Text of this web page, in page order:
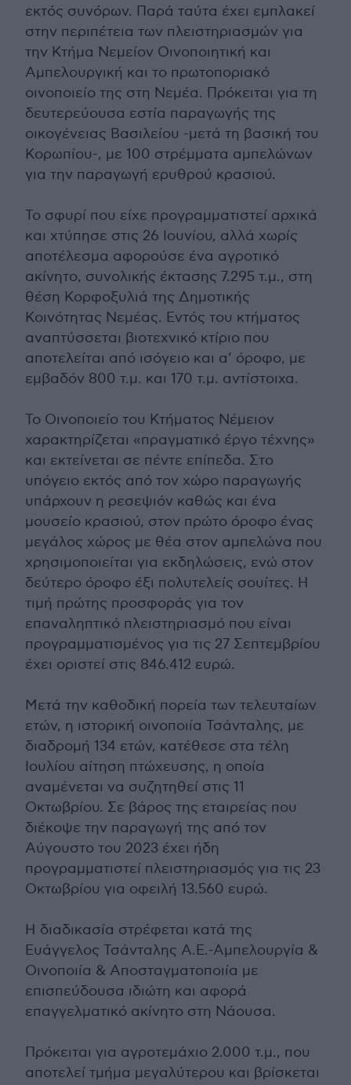
εκτός συνόρων. Παρά ταύτα έχει εμπλακεί
στην περιπέτεια των πλειστηριασμών για
την Κτήμα Νεμείον Οινοποιητική και
Αμπελουργική και το πρωτοποριακό
οινοποιείο της στη Νεμέα. Πρόκειται για τη
δευτερεύουσα εστία παραγωγής της
οικογένειας Βασιλείου -μετά τη βασική του
Κορωπίου-, με 100 στρέμματα αμπελώνων
για την παραγωγή ερυθρού κρασιού.
Το σφυρί που είχε προγραμματιστεί αρχικά
και χτύπησε στις 26 Ιουνίου, αλλά χωρίς
αποτέλεσμα αφορούσε ένα αγροτικό
ακίνητο, συνολικής έκτασης 7.295 τ.μ., στη
θέση Κορφοξυλιά της Δημοτικής
Κοινότητας Νεμέας. Εντός του κτήματος
αναπτύσσεται βιοτεχνικό κτίριο που
αποτελείται από ισόγειο και α’ όροφο, με
εμβαδόν 800 τ.μ. και 170 τ.μ. αντίστοιχα.
Το Οινοποιείο του Κτήματος Νέμειον
χαρακτηρίζεται «πραγματικό έργο τέχνης»
και εκτείνεται σε πέντε επίπεδα. Στο
υπόγειο εκτός από τον χώρο παραγωγής
υπάρχουν η ρεσεψιόν καθώς και ένα
μουσείο κρασιού, στον πρώτο όροφο ένας
μεγάλος χώρος με θέα στον αμπελώνα που
χρησιμοποιείται για εκδηλώσεις, ενώ στον
δεύτερο όροφο έξι πολυτελείς σουίτες. Η
τιμή πρώτης προσφοράς για τον
επαναληπτικό πλειστηριασμό που είναι
προγραμματισμένος για τις 27 Σεπτεμβρίου
έχει οριστεί στις 846.412 ευρώ.
Μετά την καθοδική πορεία των τελευταίων
ετών, η ιστορική οινοποιία Τσάνταλης, με
διαδρομή 134 ετών, κατέθεσε στα τέλη
Ιουλίου αίτηση πτώχευσης, η οποία
αναμένεται να συζητηθεί στις 11
Οκτωβρίου. Σε βάρος της εταιρείας που
διέκοψε την παραγωγή της από τον
Αύγουστο του 2023 έχει ήδη
προγραμματιστεί πλειστηριασμός για τις 23
Οκτωβρίου για οφειλή 13.560 ευρώ.
Η διαδικασία στρέφεται κατά της
Ευάγγελος Τσάνταλης Α.Ε.-Αμπελουργία &
Οινοποιία & Αποσταγματοποιία με
επισπεύδουσα ιδιώτη και αφορά
επαγγελματικό ακίνητο στη Νάουσα.
Πρόκειται για αγροτεμάχιο 2.000 τ.μ., που
αποτελεί τμήμα μεγαλύτερου και βρίσκεται